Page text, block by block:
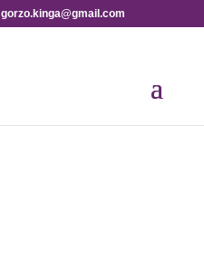
gorzo.kinga@gmail.com